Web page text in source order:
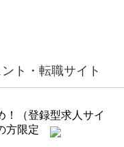
ト・転職サイト
！（登録型求人サイ
方限定